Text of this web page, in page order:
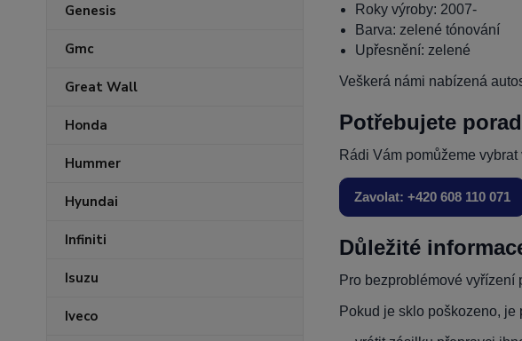
Genesis
Gmc
Great Wall
Honda
Hummer
Hyundai
Infiniti
Isuzu
Iveco
Roky výroby: 2007-
Barva: zelené tónování
Upřesnění: zelené
Veškerá námi nabízená
Potřebujete
Rádi Vám pomůžeme
Zavolat: +420 608 110 071
Důležité
Pro bezproblémové
Pokud je sklo poškozeno, je